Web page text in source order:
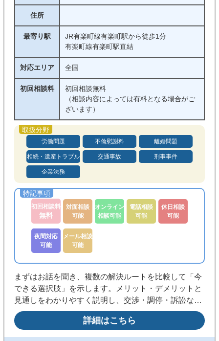
住所
最寄り駅
JR有楽町線有楽町駅から徒歩1分
有楽町線有楽町駅直結
対応エリア 全国
初回相談料
初回相談無料
（相談内容によっては有料となる場合がご
ざいます）
労働問題 不倫慰謝料 離婚問題
相続・遺産トラブル 交通事故 刑事事件
企業法務
初回相談料
無料
対面相談
可能
オンライン
相談可能
電話相談
可能
休日相談
可能
夜間対応
可能
メール相談
可能
まずはお話を聞き、複数の解決ルートを比較して「今
できる選択肢」を示します。メリット・デメリットと
見通しをわかりやすく説明し、交渉・調停・訴訟など
最適な手段で、納得できる解決まで粘り強く進めま
す。
詳細はこちら